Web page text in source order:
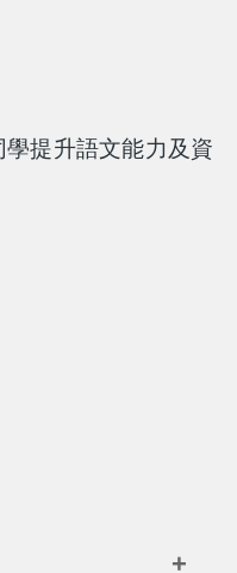
提升語文能力及資